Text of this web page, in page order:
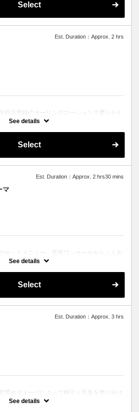
Select
Est. Duration：Approx. 2 hrs
粧品登録のカーリングローションで柔らかく
っかりウェーブまで☆シャンプー、ブロー込
See details
Select
Est. Duration：Approx. 2 hrs30 mins
マ
セットメニュー。毛先ワンカールからふんわ
めしっかりカール♪シャンプー・ブロー込
See details
Select
Est. Duration：Approx. 3 hrs
質やダメージによって根元と毛先を塗り分け
込み。必要に応じて前処理トリートメント無
See details